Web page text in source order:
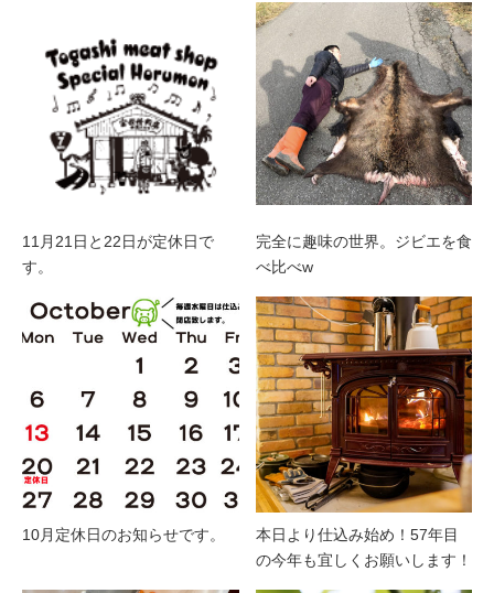
11月21日と22日が定休日で
す。
完全に趣味の世界。ジビエを食
べ比べw
10月定休日のお知らせです。
本日より仕込み始め！57年目
の今年も宜しくお願いします！